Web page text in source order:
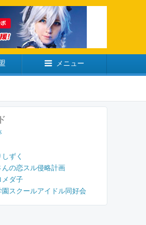
メニュー
ずく
んの恋スル侵略計画
メダ子
園スクールアイドル同好会